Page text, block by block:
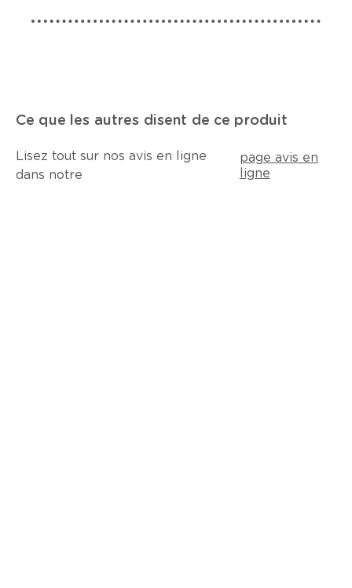
Ce que les autres disent de ce produit
Lisez tout sur nos avis en ligne
dans notre
page avis en
ligne